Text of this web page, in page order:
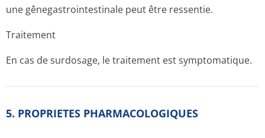
une gênegastrointes­tinale peut être ressentie.
Traitement
En cas de surdosage, le traitement est symptomatique.
5. PROPRIETES PHARMACOLOGIQUES